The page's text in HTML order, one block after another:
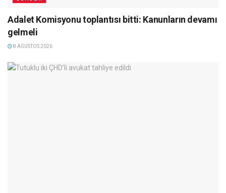
Adalet Komisyonu toplantısı bitti: Kanunların devamı
gelmeli
8 AĞUSTOS 2026